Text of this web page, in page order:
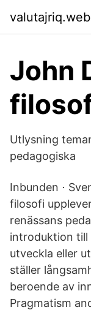
John
Utlysning
pedagogiska
Inbunden ⋅
filosofi
renässans
introduktion till
utveckla eller
ställer
beroende av
Pragmatism